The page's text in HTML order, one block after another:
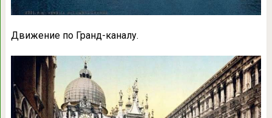
Движение по Гранд-каналу.